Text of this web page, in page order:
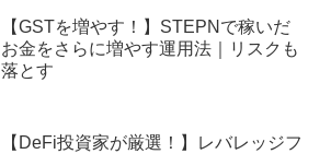
【GSTを増やす！】STEPNで稼いだ
お金をさらに増やす運用法｜リスクも
落とす
【DeFi投資家が厳選！】レバレッジフ